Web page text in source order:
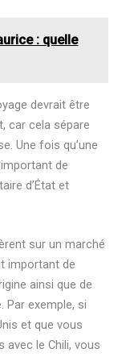
: quelle
devrait être
car cela sépare
Une fois qu’une
de
d’État et
sur un marché
important de
ainsi que de
Par exemple, si
et que vous
le Chili, vous